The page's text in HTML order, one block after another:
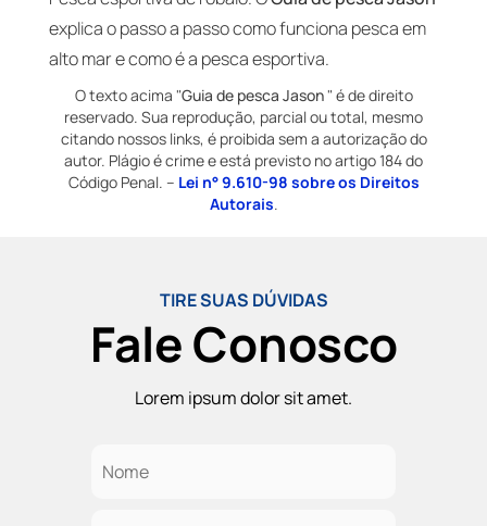
explica o passo a passo como funciona pesca em
alto mar e como é a pesca esportiva.
O texto acima "Guia de pesca Jason" é de direito
reservado. Sua reprodução, parcial ou total, mesmo
citando nossos links, é proibida sem a autorização do
autor. Plágio é crime e está previsto no artigo 184 do
Código Penal. – Lei n° 9.610-98 sobre os Direitos
Autorais.
TIRE SUAS DÚVIDAS
Fale Conosco
Lorem ipsum dolor sit amet.